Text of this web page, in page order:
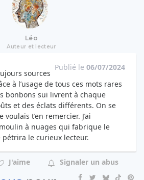
Léo
Auteur et lecteur
Publié le 06/07/2024
sources
à l’usage de tous ces mots rares
bonbons sui livrent à chaque
et des éclats différents. On se
t’en remercier. J’ai
à nuages qui fabrique le
le curieux lecteur.
J'aime Signaler un abus